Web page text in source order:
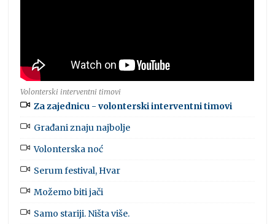
Volonterski interventni timovi
Za zajednicu - volonterski interventni timovi
Građani znaju najbolje
Volonterska noć
Serum festival, Hvar
Možemo biti jači
Samo stariji. Ništa više.